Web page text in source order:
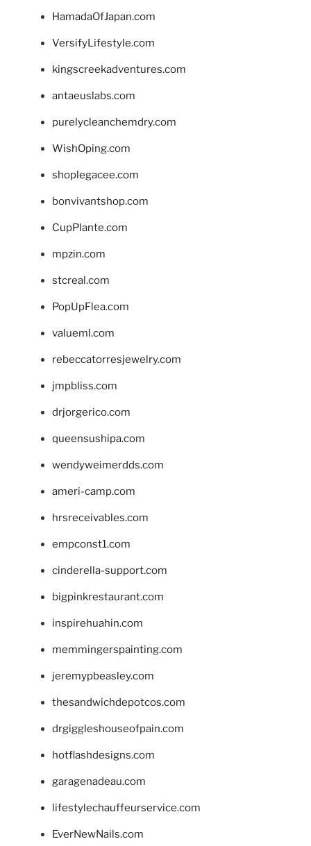
HamadaOfJapan.com
VersifyLifestyle.com
kingscreekadventures.com
antaeuslabs.com
purelycleanchemdry.com
WishOping.com
shoplegacee.com
bonvivantshop.com
CupPlante.com
mpzin.com
stcreal.com
PopUpFlea.com
valueml.com
rebeccatorresjewelry.com
jmpbliss.com
drjorgerico.com
queensushipa.com
wendyweimerdds.com
ameri-camp.com
hrsreceivables.com
empconst1.com
cinderella-support.com
bigpinkrestaurant.com
inspirehuahin.com
memmingerspainting.com
jeremypbeasley.com
thesandwichdepotcos.com
drgiggleshouseofpain.com
hotflashdesigns.com
garagenadeau.com
lifestylechauffeurservice.com
EverNewNails.com